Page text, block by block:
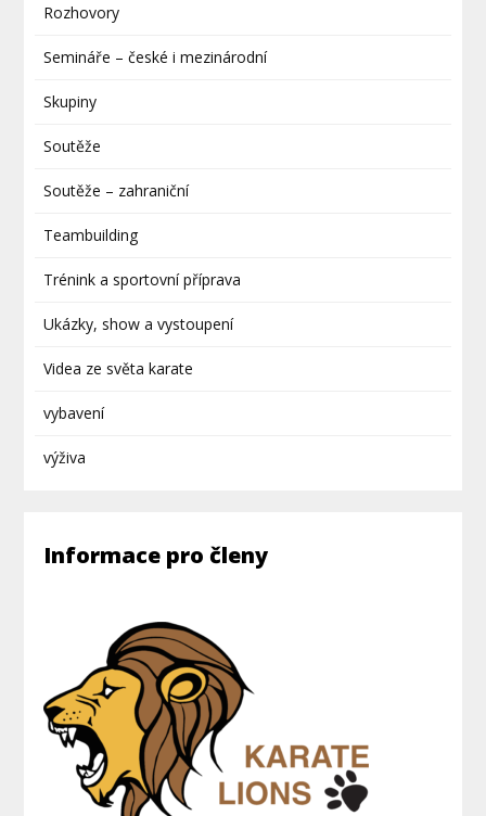
Rozhovory
Semináře – české i mezinárodní
Skupiny
Soutěže
Soutěže – zahraniční
Teambuilding
Trénink a sportovní příprava
Ukázky, show a vystoupení
Videa ze světa karate
vybavení
výživa
Informace pro členy